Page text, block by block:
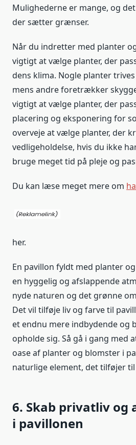
Mulighederne er mange, og
der sætter grænser.
Når du indretter med planter
vigtigt at vælge planter, der
dens klima. Nogle planter
mens andre foretrækker
vigtigt at vælge planter, der
placering og eksponering for
overveje at vælge planter, der
vedligeholdelse, hvis du ikke
bruge meget tid på pleje og
Du kan læse meget mere om
her.
En pavillon fyldt med planter
en hyggelig og afslappende
nyde naturen og det grønne
Det vil tilføje liv og farve til
et endnu mere indbydende og
opholde sig. Så gå i gang med
oase af planter og blomster i
naturlige element, det tilføjer
6. Skab privatliv
i pavillonen